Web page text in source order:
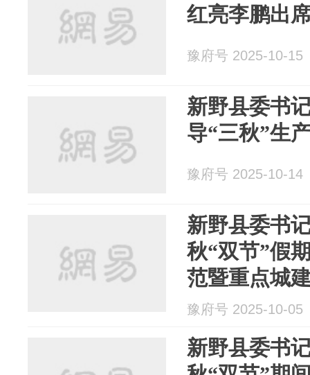
红亮李鹏出
豫府号 2025-10-15
新野县委书
导“三秋”生
豫府号 2025-10-14
新野县委书
秋“双节”假
范暨重点城
豫府号 2025-10-05
新野县委书